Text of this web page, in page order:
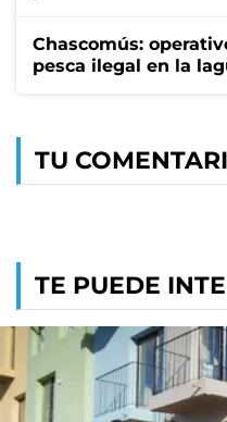
Chascomús:
pesca ilegal en la
TU
TE PUEDE